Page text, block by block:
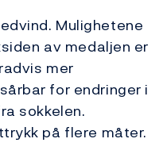
Mulighetene
av medaljen er
mer
for endringer i
sokkelen.
på flere måter.